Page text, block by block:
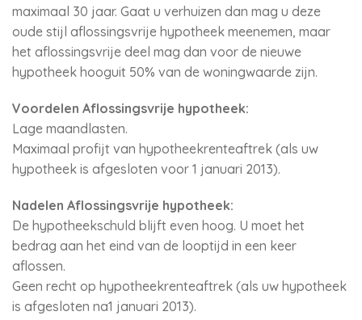
maximaal 30 jaar. Gaat u verhuizen dan mag u deze
oude stijl aflossingsvrije hypotheek meenemen, maar
het aflossingsvrije deel mag dan voor de nieuwe
hypotheek hooguit 50% van de woningwaarde zijn.
Voordelen Aflossingsvrije hypotheek:
Lage maandlasten.
Maximaal profijt van hypotheekrenteaftrek (als uw
hypotheek is afgesloten voor 1 januari 2013).
Nadelen Aflossingsvrije hypotheek:
De hypotheekschuld blijft even hoog. U moet het
bedrag aan het eind van de looptijd in een keer
aflossen.
Geen recht op hypotheekrenteaftrek (als uw hypotheek
is afgesloten na1 januari 2013).